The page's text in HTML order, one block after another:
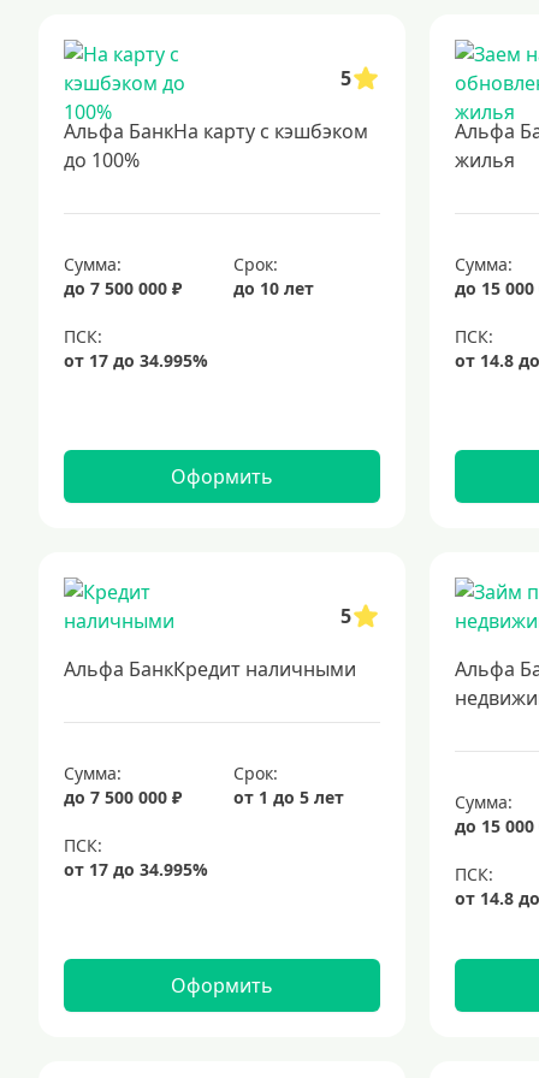
5
Альфа БанкНа карту с кэшбэком
до 100%
Сумма:
до 7 500 000 ₽
Срок:
до 10 лет
Оформить
Альфа
жилья
Сумма:
до 15 000
5
Альфа БанкКредит наличными
Сумма:
до 7 500 000 ₽
Срок:
от 1 до 5 лет
Оформить
Альфа
Сумма:
до 15 000